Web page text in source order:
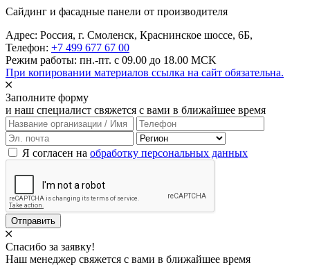
Сайдинг и фасадные панели от производителя
Адрес: Россия, г. Смоленск, Краснинское шоссе, 6Б,
Телефон: +7 499 677 67 00
Режим работы: пн.-пт. с 09.00 до 18.00 MCK
При копировании материалов ссылка на сайт обязательна.
Заполните форму
и наш специалист свяжется с вами в ближайшее время
Я согласен на обработку персональных данных
Отправить
Спасибо за заявку!
Наш менеджер свяжется с вами в ближайшее время